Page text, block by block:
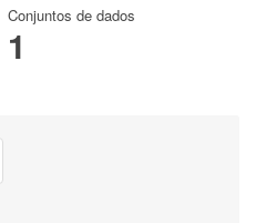
Conjuntos de dados
1